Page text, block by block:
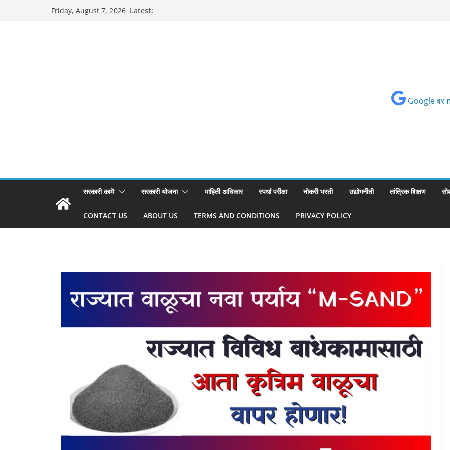
Friday, August 7, 2026 Latest:
Google वर
सरकारी कामे सरकारी योजना माहिती अधिकार स्पर्धा परीक्षा नोकरी भरती उद्योगनीती तांत्रिक शिक्षण
CONTACT US ABOUT US TERMS AND CONDITIONS PRIVACY POLICY